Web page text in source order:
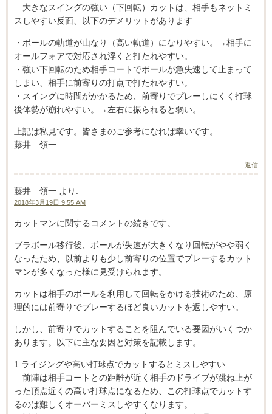
大きなスイングの強い（下回転）カットは、相手もネットミ
スしやすい反面、以下のデメリットがあります
・ボールの軌道が山なり（高い軌道）になりやすい。→相手に
オールフォアで対応され浮くと打たれやすい。
・強い下回転のため相手コートでボールが急失速して止まって
しまい、相手に前寄りの打点で打たれやすい。
・スイングに時間がかかるため、前寄りでプレーしにくく打球
後体勢が崩れやすい。→左右に振られると弱い。
上記は私見です。皆さまのご参考になれば幸いです。
藤井 領一
返信
藤井 領一 より:
2018年3月19日 9:55 AM
カットマンに関するコメントの続きです。
ブラボール移行後、ボールが失速が大きくなり回転がやや弱く
なったため、以前よりも少し前寄りの位置でプレーするカット
マンが多くなった様に見受けられます。
カットは相手のボールを利用して回転をかける技術のため、原
理的には前寄りでプレーするほど良いカットを返しやすい。
しかし、前寄りでカットすることを阻んでいる要因がいくつか
あります。以下に主な要因と対策を記載します。
1.ライジングや高い打球点でカットするとミスしやすい
前陣は相手コートとの距離が近く相手のドライブが跳ね上が
った頂点近くの高い打球点になるため、この打球点でカットす
るのは難しくオーバーミスしやすくなります。